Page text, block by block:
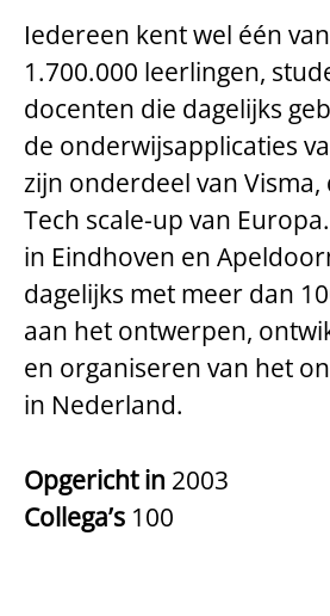
Iedereen kent wel één
1.700.000 leerlingen,
docenten die dagelijks
de onderwijsapplicaties
zijn onderdeel van
Tech scale-up van
in Eindhoven en
dagelijks met meer dan
aan het ontwerpen,
en organiseren van het
in Nederland.
Opgericht in 2003
Collega’s 100